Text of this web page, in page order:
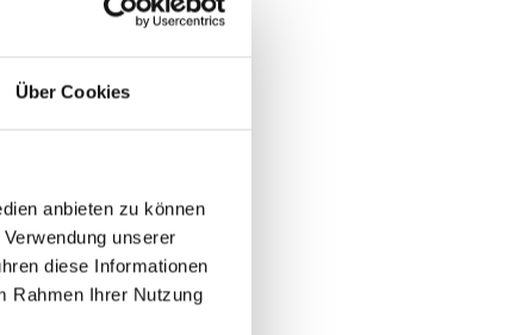
Über Cookies
anbieten zu können
unserer
diese Informationen
Rahmen Ihrer Nutzung
Link: